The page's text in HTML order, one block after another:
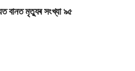
মৃত্যুৰ সংখ্যা ৯৫